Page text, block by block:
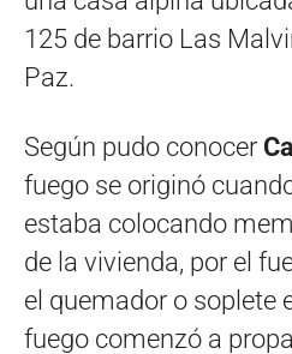
125 de barrio Las
Paz.
Según pudo conocer
fuego se originó
estaba colocando
de la vivienda, por el
el quemador o soplete
fuego comenzó a